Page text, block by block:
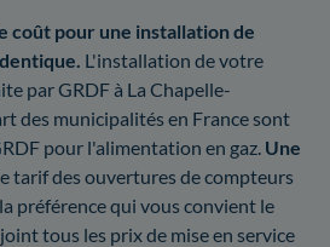
coût pour une installation de
L'installation de votre
par GRDF à La Chapelle-
des municipalités en France sont
pour l'alimentation en gaz. Une
tarif des ouvertures de compteurs
préférence qui vous convient le
tous les prix de mise en service